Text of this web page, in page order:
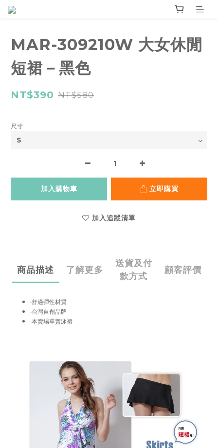
MAR-309210W 大女休閒
短裙－黑色
NT$390 NT$580
尺寸
加入購物車 立即購買
加入追蹤清單
商品描述 了解更多
送貨及付
款方式
顧客評價
‧舒適彈性材質
‧台灣自創品牌
‧本賣場單賣泳裙